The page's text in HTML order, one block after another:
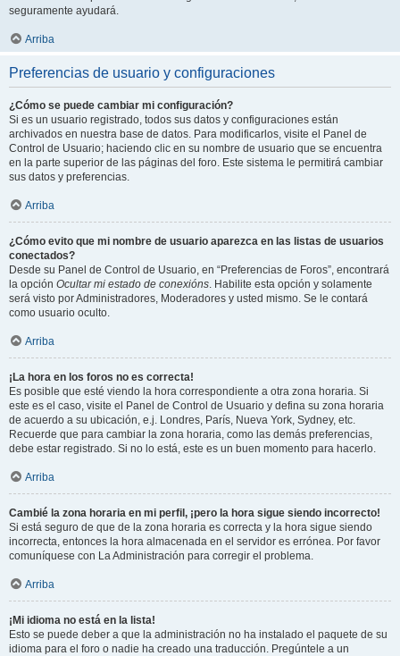
seguramente ayudará.
Arriba
Preferencias de usuario y configuraciones
¿Cómo se puede cambiar mi configuración?
Si es un usuario registrado, todos sus datos y configuraciones están
archivados en nuestra base de datos. Para modificarlos, visite el Panel de
Control de Usuario; haciendo clic en su nombre de usuario que se encuentra
en la parte superior de las páginas del foro. Este sistema le permitirá cambiar
sus datos y preferencias.
Arriba
¿Cómo evito que mi nombre de usuario aparezca en las listas de usuarios
conectados?
Desde su Panel de Control de Usuario, en “Preferencias de Foros”, encontrará
la opción Ocultar mi estado de conexións. Habilite esta opción y solamente
será visto por Administradores, Moderadores y usted mismo. Se le contará
como usuario oculto.
Arriba
¡La hora en los foros no es correcta!
Es posible que esté viendo la hora correspondiente a otra zona horaria. Si
este es el caso, visite el Panel de Control de Usuario y defina su zona horaria
de acuerdo a su ubicación, e.j. Londres, París, Nueva York, Sydney, etc.
Recuerde que para cambiar la zona horaria, como las demás preferencias,
debe estar registrado. Si no lo está, este es un buen momento para hacerlo.
Arriba
Cambié la zona horaria en mi perfil, ¡pero la hora sigue siendo incorrecto!
Si está seguro de que de la zona horaria es correcta y la hora sigue siendo
incorrecta, entonces la hora almacenada en el servidor es errónea. Por favor
comuníquese con La Administración para corregir el problema.
Arriba
¡Mi idioma no está en la lista!
Esto se puede deber a que la administración no ha instalado el paquete de su
idioma para el foro o nadie ha creado una traducción. Pregúntele a un